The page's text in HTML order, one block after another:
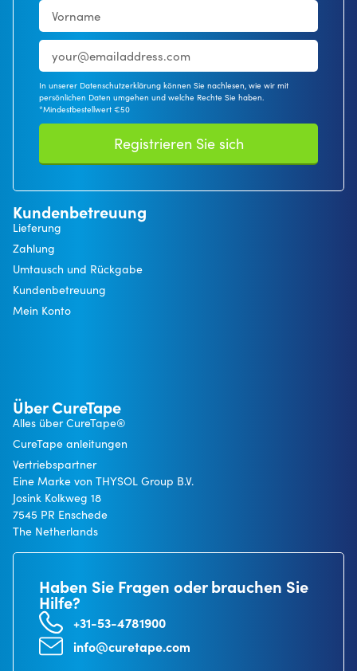
In unserer Datenschutzerklärung können Sie nachlesen, wie wir mit
persönlichen Daten umgehen und welche Rechte Sie haben.
*Mindestbestellwert €50
Registrieren Sie sich
Kundenbetreuung
Lieferung
Zahlung
Umtausch und Rückgabe
Kundenbetreuung
Mein Konto
Über CureTape
Alles über CureTape®
CureTape anleitungen
Vertriebspartner
Eine Marke von THYSOL Group B.V.
Josink Kolkweg 18
7545 PR Enschede
The Netherlands
Haben Sie Fragen oder brauchen Sie
Hilfe?
+31-53-4781900
info@curetape.com